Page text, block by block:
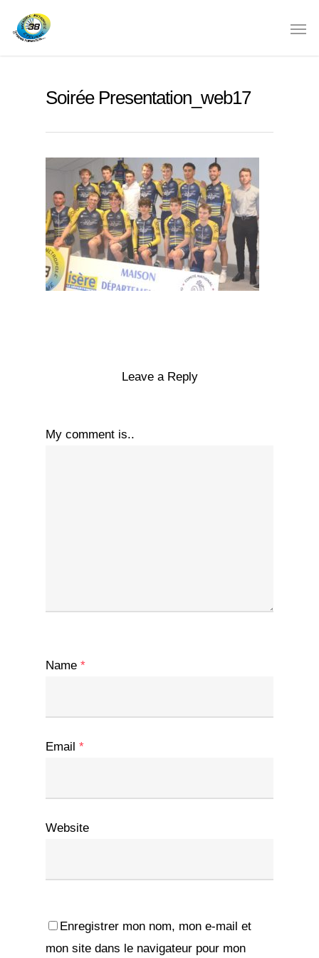
Soirée Presentation_web17
Leave a Reply
My comment is..
Name *
Email *
Website
Enregistrer mon nom, mon e-mail et
mon site dans le navigateur pour mon